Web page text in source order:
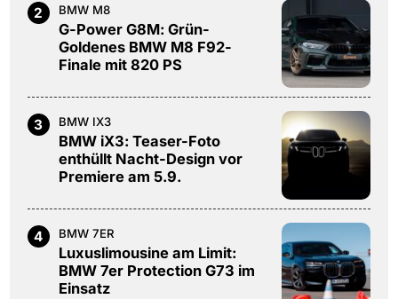
2 BMW M8
G-Power G8M: Grün-
Goldenes BMW M8 F92-
Finale mit 820 PS
3 BMW IX3
BMW iX3: Teaser-Foto
enthüllt Nacht-Design vor
Premiere am 5.9.
4 BMW 7ER
Luxuslimousine am Limit:
BMW 7er Protection G73 im
Einsatz